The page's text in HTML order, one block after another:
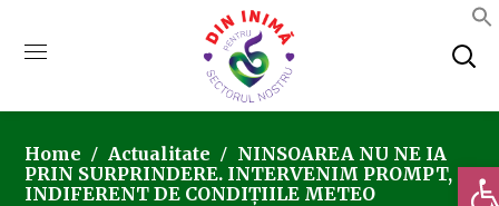
Home Actualitate
NINSOAREA NU NE IA
PRIN SURPRINDERE. INTERVENIM PROMPT,
INDIFERENT DE CONDIȚIILE METEO